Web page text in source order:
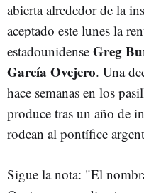
abierta alrededor de la
aceptado este lunes la
estadounidense Greg
García Ovejero. Una
hace semanas en los
produce tras un año de
rodean al pontífice
Sigue la nota: "El